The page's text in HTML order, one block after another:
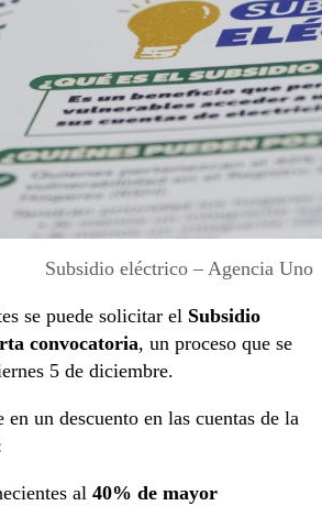
Subsidio eléctrico – Agencia Uno
se puede solicitar el Subsidio
convocatoria, un proceso que se
5 de diciembre.
un descuento en las cuentas de la
al 40% de mayor